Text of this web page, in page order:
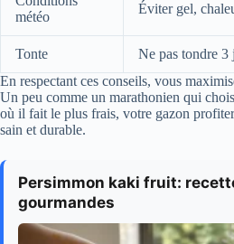
météo
Éviter gel,
Tonte
Ne pas tondre 3
En respectant ces conseils, vous
Un peu comme un marathonien qui
où il fait le plus frais, votre gazon
sain et durable.
Persimmon kaki fruit:
gourmandes